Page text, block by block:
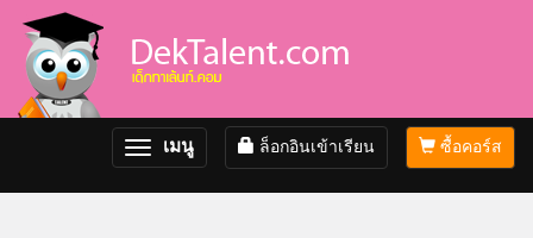
ซื้อคอร์ส
ล็อกอินเข้าเรียน
Toggle
navigation
เมนู